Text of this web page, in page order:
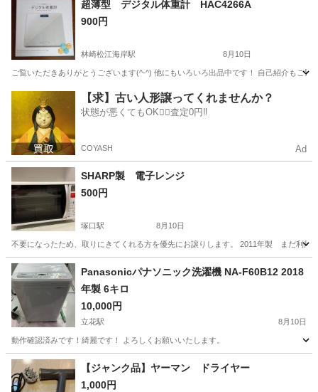
超薄型 デジタル体重計 HAC4266A
900円
林崎松江海岸駅 8月10日
ご覧いただきありがとうございます(^-^) 他にもいろいろ出品中です！ 自己紹介もご
林崎松江海岸駅 その他 体重計
【求】古い人形譲ってくれませんか？
状態が悪くてもOK🙆‍♀️査定0円‼️
COYASH Ad
SHARP製 電子レンジ
500円
塚口駅 8月10日
不要になったため、取りにきてくれる方を優先にお譲りします。 2011年製 まだ利用
兵庫 尼崎市 生活家電
Panasonicパナソニック洗濯機 NA-F60B12 2018
年製 6キロ
10,000円
立花駅 8月10日
動作確認済みです！綺麗です！ よろしくお願いいたします。
兵庫 尼崎市 立花駅 生活家電
【ジャンク品】ヤーマン ドライヤー
1,000円